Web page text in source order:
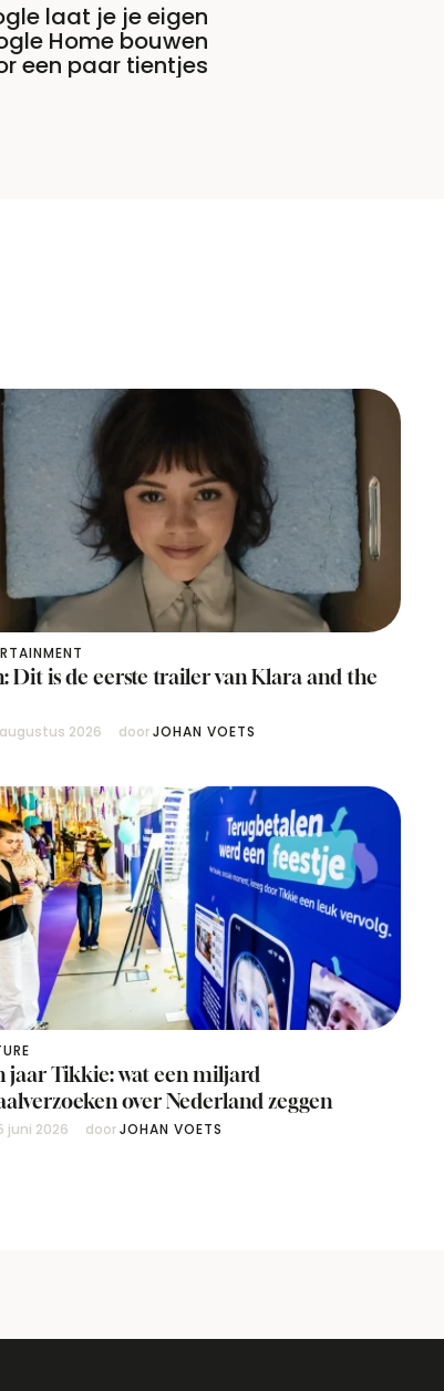
laat je je eigen
Home bouwen
een paar tientjes
Dit is de eerste trailer van Klara and the
2026 door JOHAN VOETS
jaar Tikkie: wat een miljard
over Nederland zeggen
juni 2026 door JOHAN VOETS